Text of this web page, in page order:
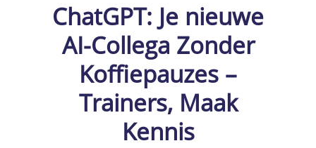
ChatGPT: Je nieuwe
AI-Collega Zonder
Koffiepauzes –
Trainers, Maak
Kennis